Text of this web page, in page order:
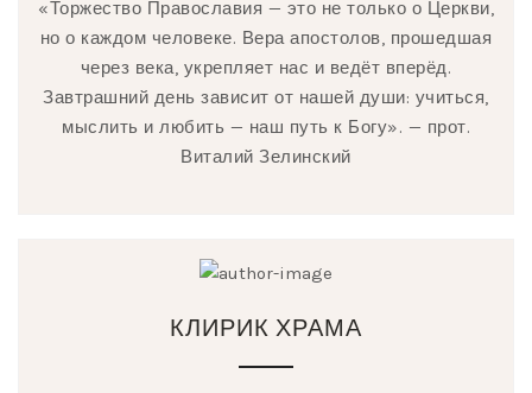
«Торжество Православия — это не только о Церкви,
но о каждом человеке. Вера апостолов, прошедшая
через века, укрепляет нас и ведёт вперёд.
Завтрашний день зависит от нашей души: учиться,
мыслить и любить — наш путь к Богу». — прот.
Виталий Зелинский
КЛИРИК ХРАМА